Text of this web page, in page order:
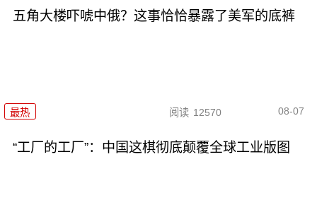
五角大楼吓唬中俄？这事恰恰暴露了美军的底裤
最热 阅读 12570 08-07
“工厂的工厂”：中国这棋彻底颠覆全球工业版图